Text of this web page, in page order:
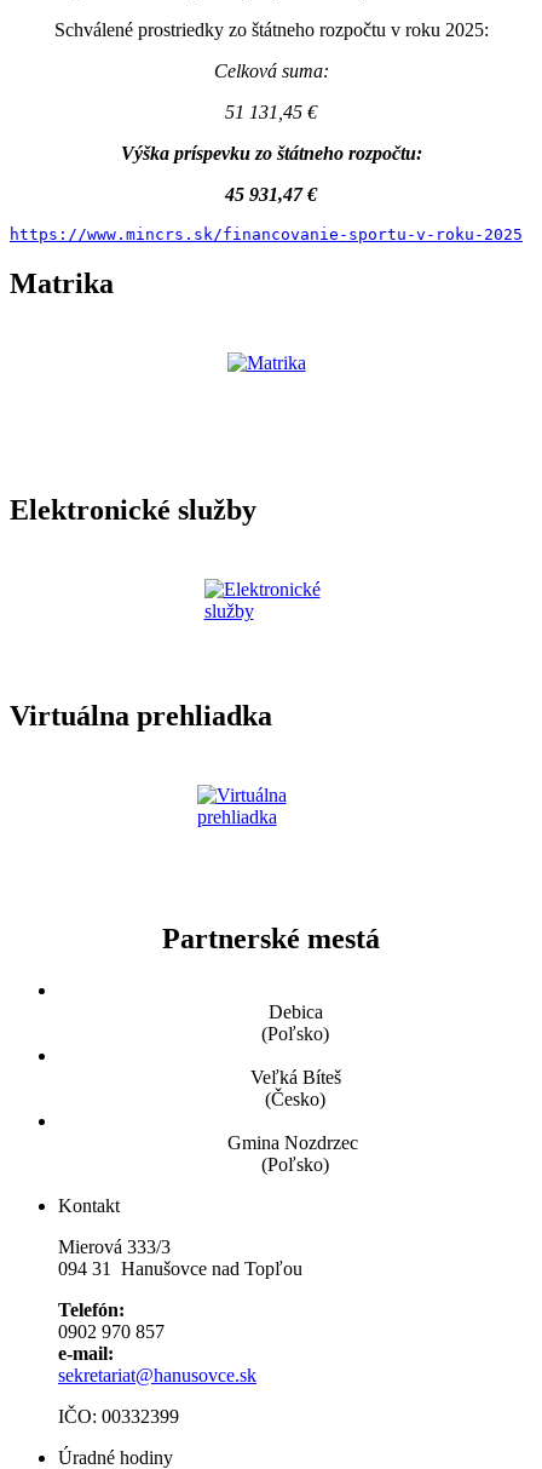
Schválené prostriedky zo štátneho rozpočtu v roku 2025:
Celková suma:
51 131,45 €
Výška príspevku zo štátneho rozpočtu:
45 931,47 €
https://www.mincrs.sk/financovanie-sportu-v-roku-2025
Matrika
Elektronické služby
Virtuálna prehliadka
Partnerské mestá
Debica
(Poľsko)
Veľká Bíteš
(Česko)
Gmina Nozdrzec
(Poľsko)
Kontakt
Mierová 333/3
094 31 Hanušovce nad Topľou
Telefón:
0902 970 857
e-mail:
sekretariat@hanusovce.sk
IČO: 00332399
Úradné hodiny